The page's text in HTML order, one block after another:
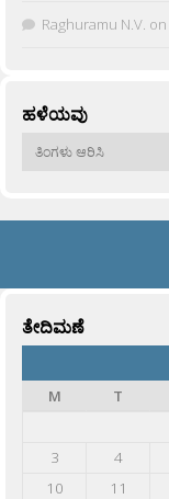
Raghuramu N.V. on
ಹಳೆಯವು
ಹಳೆಯವು
ತೇದಿಮಣೆ
M
T
3
4
10
11